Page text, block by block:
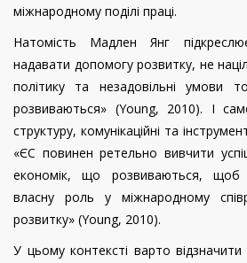
міжнародному поділі праці.
Натомість Мадлен Янг
надавати допомогу розвитку, не
політику та незадовільні умови
розвиваються» (Young, 2010). І
структуру, комунікаційні та
«ЄС повинен ретельно вивчити
економік, що розвиваються, щоб
власну роль у міжнародному
розвитку» (Young, 2010).
У цьому контексті варто